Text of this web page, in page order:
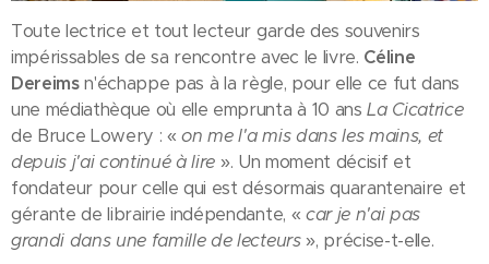
Toute lectrice et tout lecteur garde des souvenirs
impérissables de sa rencontre avec le livre. Céline
Dereimsn'échappe pas à la règle, pour elle ce fut dans
une médiathèque où elle emprunta à 10 ansLa Cicatrice
de Bruce Lowery : « on me l'a mis dans les mains, et
depuis j'ai continué à lire ». Un moment décisif et
fondateur pour celle qui est désormais quarantenaire et
gérante de librairie indépendante, « car je n'ai pas
grandi dans une famille de lecteurs», précise-t-elle.